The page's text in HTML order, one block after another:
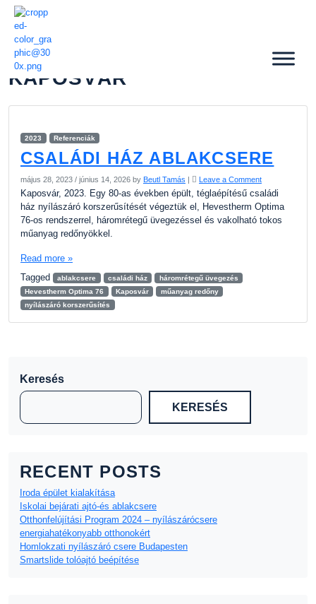
KAPOSVÁR
2023 Referenciák
CSALÁDI HÁZ ABLAKCSERE
május 28, 2023 / június 14, 2026 by Beutl Tamás | Leave a Comment
Kaposvár, 2023. Egy 80-as években épült, téglaépítésű családi
ház nyílászáró korszerűsítését végeztük el, Hevestherm Optima
76-os rendszerrel, háromrétegű üvegezéssel és vakolható tokos
műanyag redőnyökkel.
Read more »
Tagged
ablakcsere családi ház
háromrétegű üvegezés
Hevestherm Optima 76
Kaposvár
műanyag redőny
nyílászáró korszerűsítés
Keresés
KERESÉS
RECENT POSTS
Iroda épület kialakítása
Iskolai bejárati ajtó-és ablakcsere
Otthonfelújítási Program 2024 – nyílászárócsere
energiahatékonyabb otthonokért
Homlokzati nyílászáró csere Budapesten
Smartslide tolóajtó beépítése